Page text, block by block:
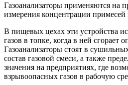
Газоанализаторы применяются на
измерения концентрации примесей
В пищевых цехах эти устройства
газов в топке, когда в ней сгорает
Газоанализаторы стоят в
состав газовой смеси, а также
значения на предприятиях, где
взрывоопасных газов в рабочую